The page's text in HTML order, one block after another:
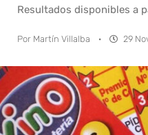
Resultados disponibles a
Por Martín Villalba · 29